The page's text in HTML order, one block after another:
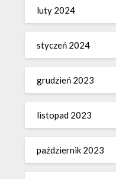
luty 2024
styczeń 2024
grudzień 2023
listopad 2023
październik 2023